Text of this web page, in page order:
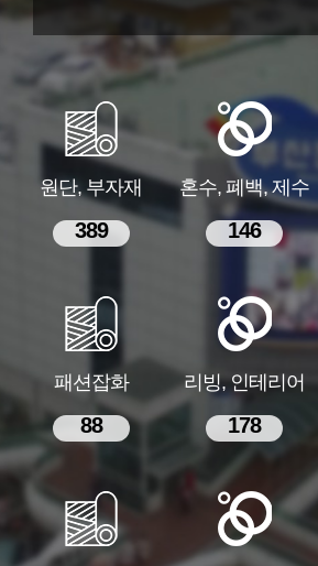
원단, 부자재
389
혼수, 폐백, 제수
146
패션잡화
88
리빙, 인테리어
178